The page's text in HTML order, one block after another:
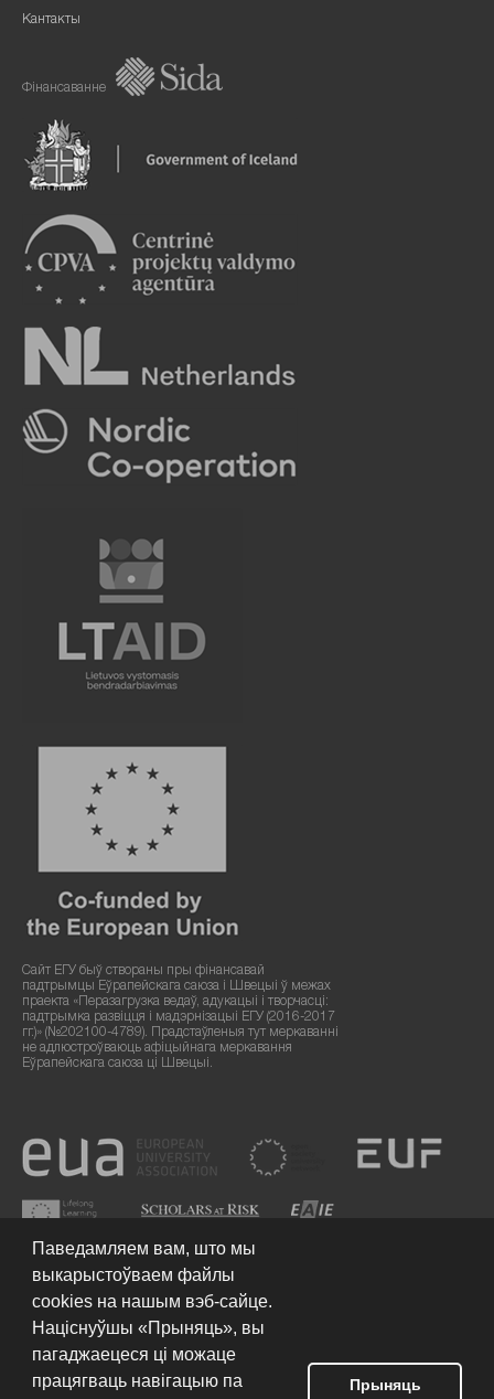
Кантакты
Фінансаванне
Сайт ЕГУ быў створаны пры фінансавай
падтрымцы Еўрапейскага саюза і Швецыі ў межах
праекта «Перазагрузка ведаў, адукацыі і творчасці:
падтрымка развіцця і мадэрнізацыі ЕГУ (2016-2017
гг.)» (№202100-4789). Прадстаўленыя тут меркаванні
не адлюстроўваюць афіцыйнага меркавання
Еўрапейскага саюза ці Швецыі.
Умовы выкарыстання сайта © 2026 Еўрапейскі гуманітарны
Паведамляем вам, што мы
выкарыстоўваем файлы
cookies на нашым вэб-сайце.
Націснуўшы «Прыняць», вы
пагаджаецеся ці можаце
працягваць навігацыю па
Прыняць